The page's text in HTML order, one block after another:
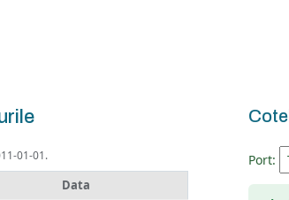
01-01.
Data
Port: